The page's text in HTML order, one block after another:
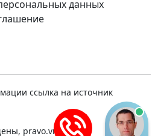
данных
ссылка на источник
pravo.vnmsk.ru.